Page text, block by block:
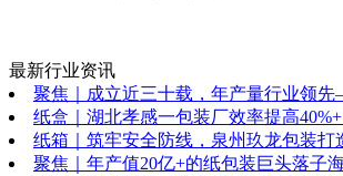
最新行业资讯
聚焦｜成立近三十载，年产量行业领
纸盒｜湖北孝感一包装厂效率提高
纸箱｜筑牢安全防线，泉州玖龙包装打
聚焦｜年产值20亿+的纸包装巨头落子